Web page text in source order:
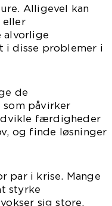
Alligevel kan
eller
alvorlige
i disse problemer i
de
påvirker
færdigheder
og finde løsninger
par i krise. Mange
styrke
sig store.